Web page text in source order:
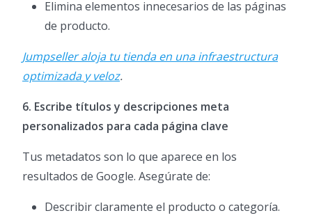
Elimina elementos innecesarios de las páginas
de producto.
Jumpseller aloja tu tienda en una infraestructura
optimizada y veloz.
6. Escribe títulos y descripciones meta
personalizados para cada página clave
Tus metadatos son lo que aparece en los
resultados de Google. Asegúrate de:
Describir claramente el producto o categoría.